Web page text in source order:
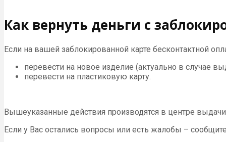
Как вернуть деньги с
Если на вашей заблокированной карте бесконтактной
перевести на новое изделие (актуально в случае
перевести на пластиковую карту.
Вышеуказанные действия производятся в центре
Если у Вас остались вопросы или есть жалобы –